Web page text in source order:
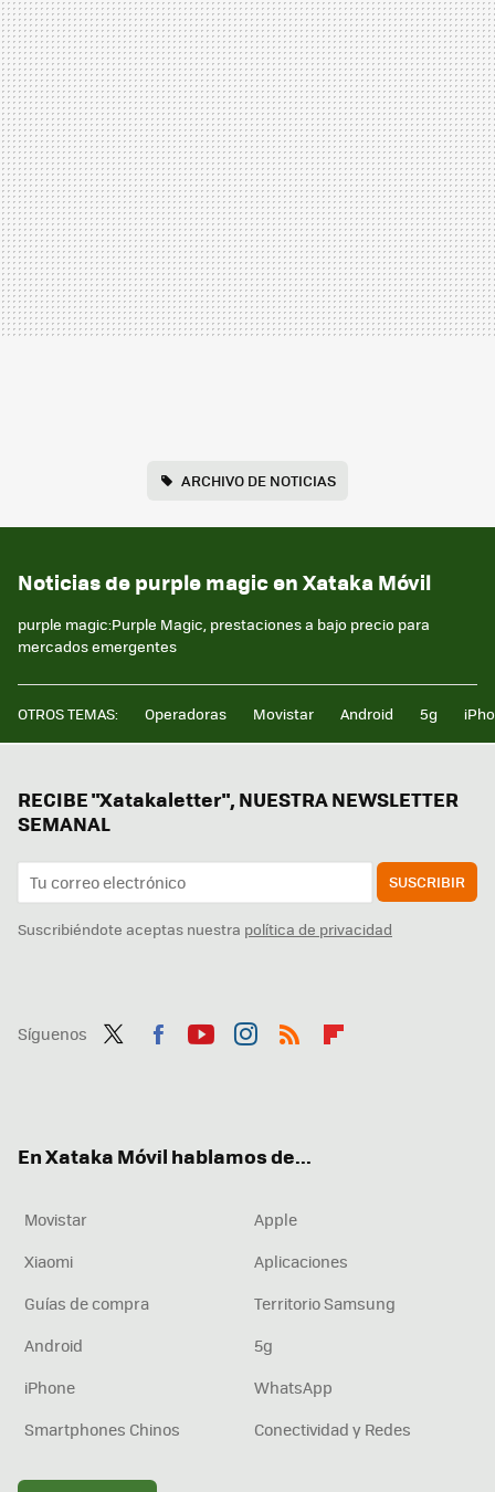
ARCHIVO DE NOTICIAS
Noticias de purple magic en Xataka Móvil
purple magic:Purple Magic, prestaciones a bajo precio para
mercados emergentes
OTROS TEMAS: Operadoras Movistar Android 5g
RECIBE "Xatakaletter", NUESTRA NEWSLETTER
SEMANAL
SUSCRIBIR
Suscribiéndote aceptas nuestra política de privacidad
Síguenos
En Xataka Móvil hablamos de...
Movistar
Apple
Xiaomi
Aplicaciones
Guías de compra
Territorio Samsung
Android
5g
iPhone
WhatsApp
Smartphones Chinos
Conectividad y Redes